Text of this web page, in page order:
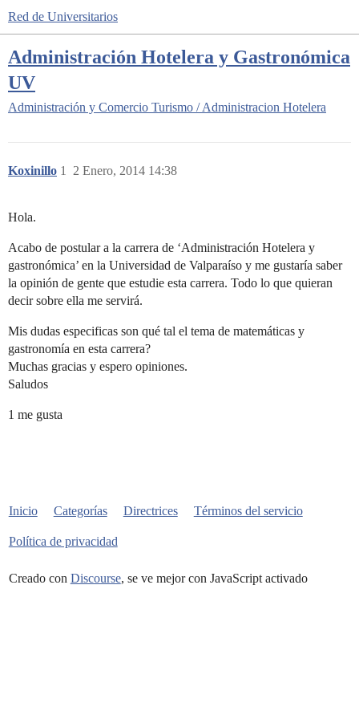
Red de Universitarios
Administración Hotelera y Gastronómica
UV
Administración y Comercio Turismo / Administracion Hotelera
Koxinillo 2 Enero, 2014 14:38
1
Hola.
Acabo de postular a la carrera de ‘Administración Hotelera y
gastronómica’ en la Universidad de Valparaíso y me gustaría saber
la opinión de gente que estudie esta carrera. Todo lo que quieran
decir sobre ella me servirá.
Mis dudas especificas son qué tal el tema de matemáticas y
gastronomía en esta carrera?
Muchas gracias y espero opiniones.
Saludos
1 me gusta
Inicio Categorías Directrices Términos del servicio
Política de privacidad
Creado con Discourse, se ve mejor con JavaScript activado